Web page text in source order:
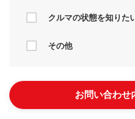
クルマの状態を知りた
その他
お問い合わせ